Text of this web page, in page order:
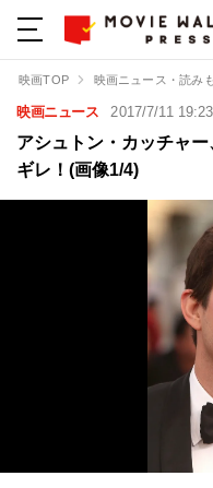
映画TOP 映画ニュース・読み
映画ニュース 2017/7/11 19:23
アシュトン・カッチャ
ギレ！(画像1/4)